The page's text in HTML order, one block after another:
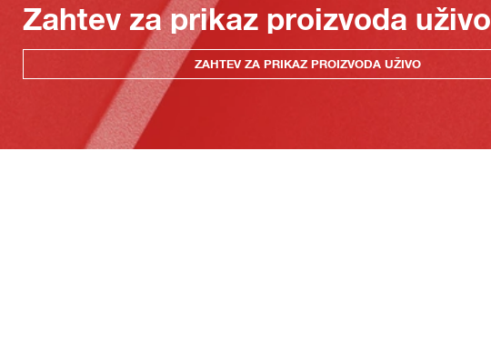
Zahtev za prikaz proizvoda uživo
ZAHTEV ZA PRIKAZ PROIZVODA UŽIVO